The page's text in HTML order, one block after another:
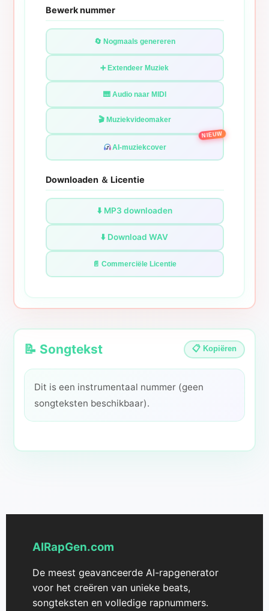
Bewerk nummer
🔄 Nogmaals genereren
➕ Extendeer Muziek
🎹 Audio naar MIDI
🎬 Muziekvideomaker
AI-muziekcover
NIEUW
Downloaden ＆ Licentie
⬇️ MP3 downloaden
⬇️ Download WAV
📄 Commerciële Licentie
📝 Songtekst 📋 Kopiëren
Dit is een instrumentaal nummer (geen
songteksten beschikbaar).
AIRapGen.com
De meest geavanceerde AI-rapgenerator
voor het creëren van unieke beats,
songteksten en volledige rapnummers.